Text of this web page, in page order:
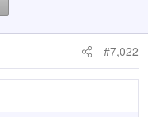
#7,022